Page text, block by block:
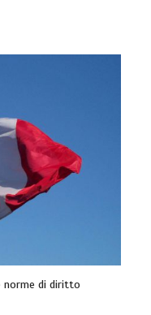
norme di diritto